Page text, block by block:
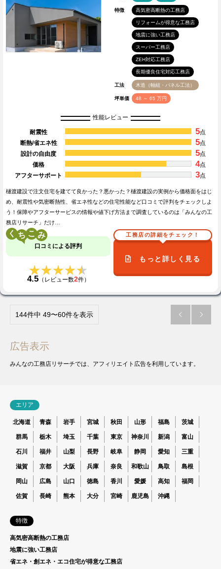
特徴 高気密高断熱の工務店
リフォームが得意な工務店
地震に強い工務店
スーパー工務店
ZEH対応工務店
長期優良住宅対応工務店
工法 木造（軸組・パネル工法）
坪単価 48 ～ 65 万円
性能レビュー
耐震性 5点
断熱/省エネ性
5点
設計の自由度
5点
価格
4点
アフターサポート
3点
樋渡建設で注文住宅を建てて良かった？悪かった？樋渡建設の実例から価格面をはじ
め、耐震性や気密断熱性、省エネ性などの住宅性能など口コミで評判をチェックしよ
う！保障やアフターサービスの情報や値下げ方法まで調査しているのは「みんなの工
務店リサーチ」だけ…
く こ
口コミによる評判
★★★★★
★★★★★
4.5（レビュー数2件）
工務店の詳細をチェック！
もっと詳しく見る
144件中 49〜60件を表示  
広告表示
みんなの工務店リサーチでは、アフィリエイト広告を利用しています。
エリア
北海道 青森 岩手 宮城 秋田 山形 福島 茨城
群馬 栃木 埼玉 千葉 東京 神奈川 新潟 富山
石川 福井 山梨 長野 岐阜 静岡 愛知 三重
滋賀 京都 大阪 兵庫 奈良 和歌山 鳥取 島根
岡山 広島 山口 徳島 香川 愛媛 高知 福岡
佐賀 長崎 熊本 大分 宮崎 鹿児島 沖縄
特徴
高気密高断熱の工務店
地震に強い工務店
省エネ・創エネ・エコ住宅が得意な工務店